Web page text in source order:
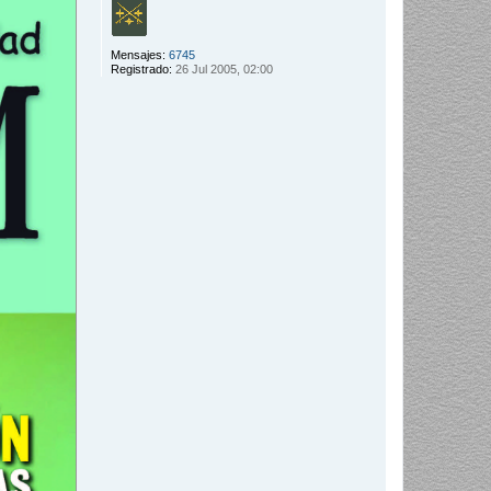
Mensajes: 6745
Registrado: 26 Jul 2005, 02:00